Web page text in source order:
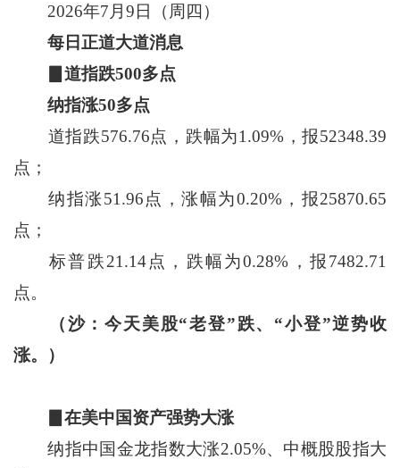
2026年7月9日（周四）
每日正道大道消息
▊道指跌500多点
纳指涨50多点
道指跌576.76点，跌幅为1.09%，报52348.39
点；
纳指涨51.96点，涨幅为0.20%，报25870.65
点；
标普跌21.14点，跌幅为0.28%，报7482.71
点。
（沙：今天美股“老登”跌、“小登”逆势收
涨。）
▊在美中国资产强势大涨
纳指中国金龙指数大涨2.05%、中概股股指大